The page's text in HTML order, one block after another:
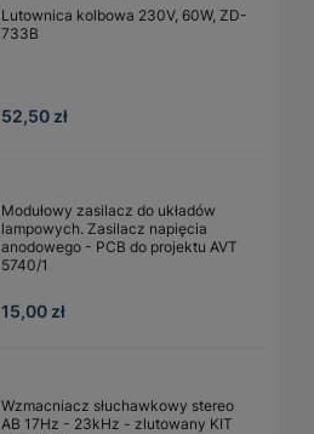
Lutownica kolbowa 230V, 60W, ZD-
733B
52,50 zł
Modułowy zasilacz do układów
lampowych. Zasilacz napięcia
anodowego - PCB do projektu AVT
5740/1
15,00 zł
Wzmacniacz słuchawkowy stereo
AB 17Hz - 23kHz - zlutowany KIT